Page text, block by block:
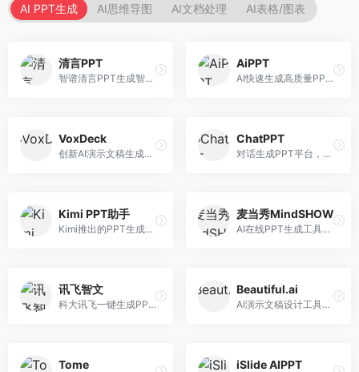
AI PPT生成 AI思维导图 AI文档处理 AI表格/图表
清言PPT
智谱清言PPT生成智能体，基于GLM大模型。面向智谱用户，支持对话生成PPT、内容优化等服务，与智谱生态深度整合。
AiPPT
AI快速生成高质量PPT平台，支持主题定制。面向职场人士和学生，提供一键生成、模板选择、内容优化等服务，PPT制作速度快，设计质量高。
VoxDeck
创新AI演示文稿生成工具，支持语音交互创作。面向职场人士，支持语音输入、PPT生成、内容优化等功能，语音创作体验便捷。
ChatPPT
对话生成PPT平台，支持自然语言交互创作。面向职场人士和教育工作者，通过对话方式完成PPT制作，交互体验友好，创作过程直观。
Kimi PPT助手
Kimi推出的PPT生成智能体，整合长文本处理能力。面向职场人士和学生，支持文档解析、PPT生成、内容优化等服务，与Kimi生态深度整合。
麦当秀MindSHOW
AI在线PPT生成工具，支持思维导图转PPT。面向职场人士，提供思维导图导入、PPT生成、模板选择等服务，思维导图转PPT效率高。
讯飞智文
科大讯飞一键生成PPT和Word工具，整合语音技术。面向职场人士，支持语音输入、文档生成、格式调整等功能，办公效率显著提升。
Beautiful.ai
AI演示文稿设计工具，专注于自动化设计排版。面向职场人士，提供智能排版、模板选择、设计优化等服务，设计美观度高。
Tome iSlide AIPPT